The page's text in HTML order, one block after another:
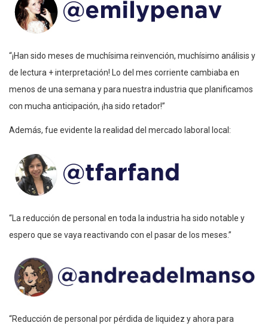
“¡Han sido meses de muchísima reinvención, muchísimo análisis y
de lectura + interpretación! Lo del mes corriente cambiaba en
menos de una semana y para nuestra industria que planificamos
con mucha anticipación, ¡ha sido retador!”
Además, fue evidente la realidad del mercado laboral local:
“La reducción de personal en toda la industria ha sido notable y
espero que se vaya reactivando con el pasar de los meses.”
“Reducción de personal por pérdida de liquidez y ahora para